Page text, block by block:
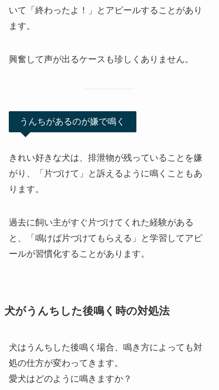
いて「終わったよ！」とアピールすることがあり
ます。
興奮して声が出るケースも珍しくありません。
うんちがあるのが嫌で鳴く
きれい好きな犬は、排泄物が残っていることを嫌
がり、「片づけて」と訴えるように鳴くこともあ
ります。
過去に飼い主がすぐ片づけてくれた経験がある
と、「鳴けば片づけてもらえる」と学習してアピ
ールが習慣化することがあります。
犬がうんちした後鳴く時の対処法
犬はうんちした後鳴く場合、鳴き方によっても対
処の仕方が変わってきます。
愛犬はどのように鳴きますか？